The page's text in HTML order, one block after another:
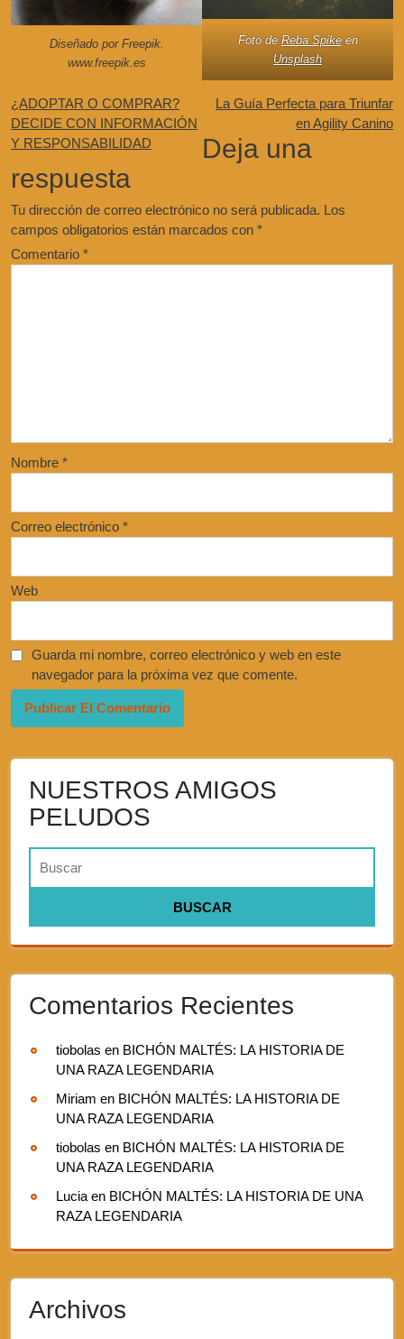
Diseñado por Freepik.
www.freepik.es
Foto deReba Spikeen
Unsplash
¿ADOPTAR O COMPRAR?
DECIDE CON INFORMACIÓN
Y RESPONSABILIDAD
La Guía Perfecta para Triunfar
en Agility Canino
Deja una
respuesta
Tu dirección de correo electrónico no será publicada. Los
campos obligatorios están marcados con *
Comentario *
Nombre *
Correo electrónico *
Web
Guarda mi nombre, correo electrónico y web en este
navegador para la próxima vez que comente.
NUESTROS AMIGOS
PELUDOS
Comentarios Recientes
tiobolas en BICHÓN MALTÉS: LA HISTORIA DE
UNA RAZA LEGENDARIA
Miriam en BICHÓN MALTÉS: LA HISTORIA DE
UNA RAZA LEGENDARIA
tiobolas en BICHÓN MALTÉS: LA HISTORIA DE
UNA RAZA LEGENDARIA
Lucia en BICHÓN MALTÉS: LA HISTORIA DE UNA
RAZA LEGENDARIA
Archivos